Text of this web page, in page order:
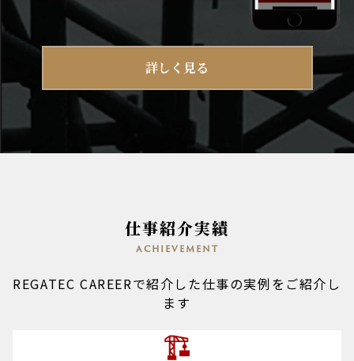
詳しく見る
仕事紹介実績
achievement
REGATEC CAREERで紹介した仕事の実例をご紹介し
ます